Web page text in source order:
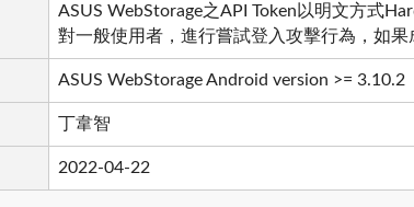
ASUS WebStorage之API Token以明文方式
對一般使用者，進行嘗試登入攻擊行為，如
ASUS WebStorage Android version >= 3.10.2
丁韋智
2022-04-22